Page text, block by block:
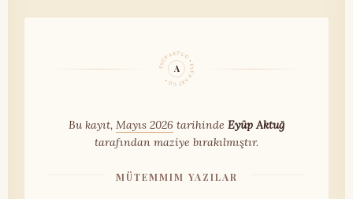
EYÜP AKTUĞ • EYÜP AKTUĞ •
A
Bu kayıt, Mayıs 2026 tarihinde Eyüp Aktuğ
tarafından maziye bırakılmıştır.
MÜTEMMIM YAZILAR